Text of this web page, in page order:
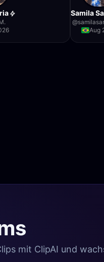
Samila
@
Aug
mit ClipAI und